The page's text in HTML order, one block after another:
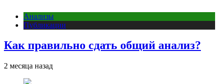
Анализы
Публикации
Как правильно сдать общий анализ?
2 месяца назад